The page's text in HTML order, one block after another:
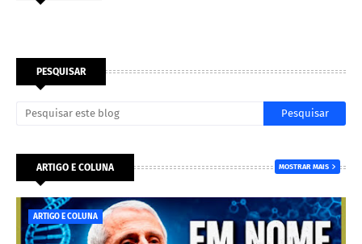
PESQUISAR
ARTIGO E COLUNA MOSTRAR MAIS
ARTIGO E COLUNA